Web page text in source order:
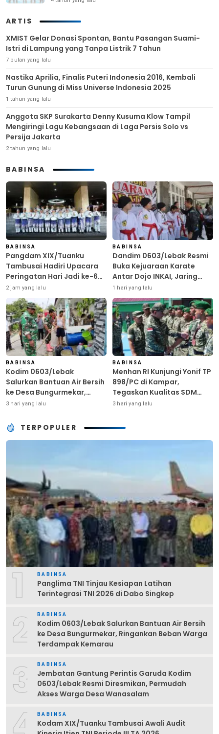
ARTIS
XMIST Gelar Donasi Spontan, Bantu Pasangan Suami-
Istri di Lampung yang Tanpa Listrik 7 Tahun
7 bulan yang lalu
Nastika Aprilia, Finalis Puteri Indonesia 2016, Kembali
Turun Gunung di Miss Universe Indonesia 2025
1 tahun yang lalu
Anggota SKP Surakarta Denny Kusuma Klow Tampil
Mengiringi Lagu Kebangsaan di Laga Persis Solo vs
Persija Jakarta
2 tahun yang lalu
BABINSA
BABINSA
Pangdam XIX/Tuanku
Tambusai Hadiri Upacara
Peringatan Hari Jadi ke-69
Provinsi Riau
2 jam yang lalu
BABINSA
Dandim 0603/Lebak Resmi
Buka Kejuaraan Karate
Antar Dojo INKAI, Jaring
Bibit Atlet Unggul Sambut
HUT ke-81 RI
1 hari yang lalu
BABINSA
Kodim 0603/Lebak
Salurkan Bantuan Air Bersih
ke Desa Bungurmekar,
Ringankan Beban Warga
3 hari yang lalu
BABINSA
Menhan RI Kunjungi Yonif TP
898/PC di Kampar,
Tegaskan Kualitas SDM
Kunci Kekuatan TNI
3 hari yang lalu
TERPOPULER
1 BABINSA
Panglima TNI Tinjau Kesiapan Latihan
Terintegrasi TNI 2026 di Dabo Singkep
2 BABINSA
Kodim 0603/Lebak Salurkan Bantuan Air Bersih
ke Desa Bungurmekar, Ringankan Beban Warga
Terdampak Kemarau
3 BABINSA
Jembatan Gantung Perintis Garuda Kodim
0603/Lebak Resmi Diresmikan, Permudah
Akses Warga Desa Wanasalam
BABINSA
Kodam XIX/Tuanku Tambusai Awali Audit